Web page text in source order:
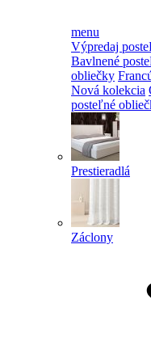
menu
Výpredaj
Bavlnené
obliečky
Nová kolekcia
posteľné
Prestieradlá
Záclony